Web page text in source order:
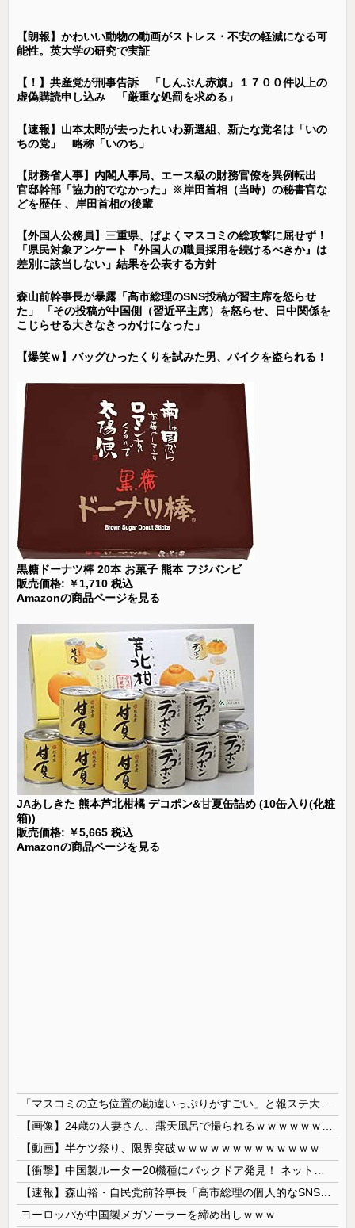
【朗報】かわいい動物の動画がストレス・不安の軽減になる可
能性。英大学の研究で実証
【！】共産党が刑事告訴 「しんぶん赤旗」１７００件以上の
虚偽購読申し込み 「厳重な処罰を求める」
【速報】山本太郎が去ったれいわ新選組、新たな党名は「いの
ちの党」 略称「いのち」
【財務省人事】内閣人事局、エース級の財務官僚を異例転出
官邸幹部「協力的でなかった」※岸田首相（当時）の秘書官な
どを歴任 、岸田首相の後輩
【外国人公務員】三重県、ぱよくマスコミの総攻撃に屈せず！
「県民対象アンケート『外国人の職員採用を続けるべきか』は
差別に該当しない」結果を公表する方針
森山前幹事長が暴露「高市総理のSNS投稿が習主席を怒らせ
た」 「その投稿が中国側（習近平主席）を怒らせ、日中関係を
こじらせる大きなきっかけになった」
【爆笑ｗ】バッグひったくりを試みた男、バイクを盗られる！
黒糖ドーナツ棒 20本 お菓子 熊本 フジバンビ
販売価格: ￥1,710 税込
Amazonの商品ページを見る
JAあしきた 熊本芦北柑橘 デコポン&甘夏缶詰め (10缶入り(化粧
箱))
販売価格: ￥5,665 税込
Amazonの商品ページを見る
【動画】半ケツ祭り、限界突破ｗｗｗｗｗｗｗｗｗｗｗｗｗ
ヨーロッパが中国製メガソーラーを締め出しｗｗｗ